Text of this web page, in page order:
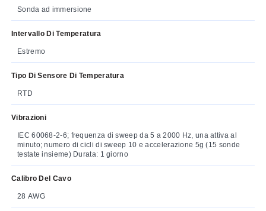
Sonda ad immersione
Intervallo Di Temperatura
Estremo
Tipo Di Sensore Di Temperatura
RTD
Vibrazioni
IEC 60068-2-6; frequenza di sweep da 5 a 2000 Hz, una attiva al
minuto; numero di cicli di sweep 10 e accelerazione 5g (15 sonde
testate insieme) Durata: 1 giorno
Calibro Del Cavo
28 AWG